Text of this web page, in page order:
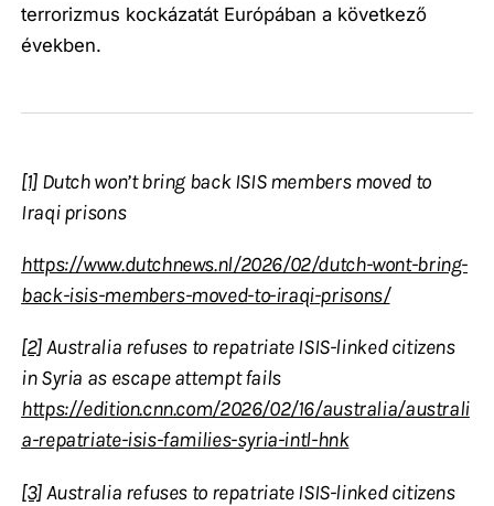
terrorizmus kockázatát Európában a következő
években.
[1]Dutch won’t bring back ISIS members moved to
Iraqi prisons
https://www.dutchnews.nl/2026/02/dutch-wont-bring-
back-isis-members-moved-to-iraqi-prisons/
[2]Australia refuses to repatriate ISIS-linked citizens
in Syria as escape attempt fails
https://edition.cnn.com/2026/02/16/australia/australi
a-repatriate-isis-families-syria-intl-hnk
[3]Australia refuses to repatriate ISIS-linked citizens